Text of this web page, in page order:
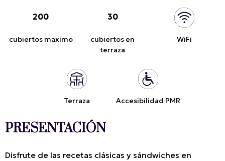
200
cubiertos maximo
30
cubiertos en
terraza
WiFi
Terraza Accesibilidad PMR
PRESENTACIÓN
Disfrute de las recetas clásicas y sándwiches en